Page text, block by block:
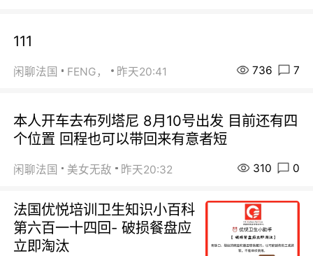
111
闲聊法国 FENG， 昨天20:41 736 7
本人开车去布列塔尼 8月10号出发 目前还有四
个位置 回程也可以带回来有意者短
闲聊法国 美女无敌 昨天20:32 310 0
法国优悦培训卫生知识小百科
第六百一十四回- 破损餐盘应
立即淘汰